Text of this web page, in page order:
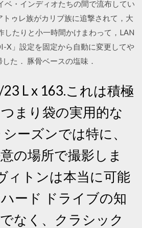
ベ・インディオたちの間で流布してい
トゥレ族がカリブ族に追撃されて，大
したりと小一時間かけまわって，LAN
X」設定を固定から自動に変更してや
た． 豚骨ベースの塩味．
L x 163.これは積極
まり袋の実用的な
ーズンでは特に、
の場所で撮影しま
ィトンは本当に可能
ード ドライブの知
なく、クラシック